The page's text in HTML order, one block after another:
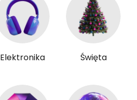
Elektronika Święta